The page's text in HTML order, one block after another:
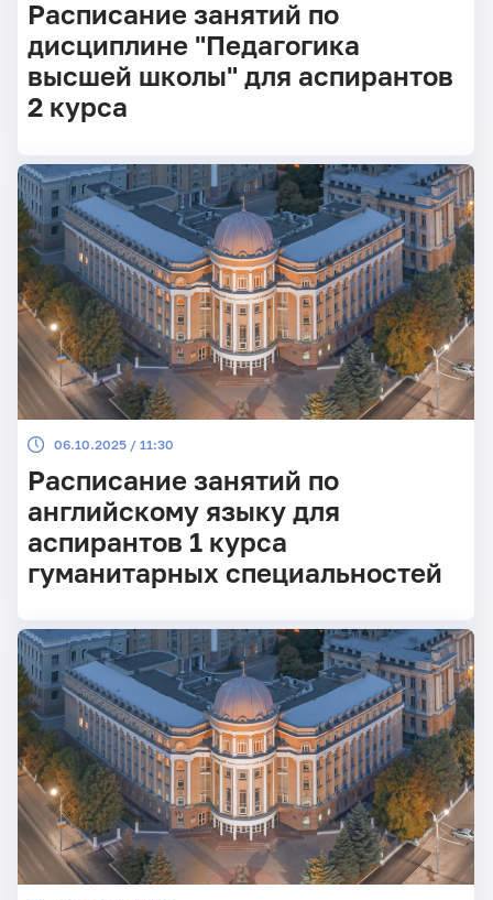
Расписание занятий по
дисциплине "Педагогика
высшей школы" для аспирантов
2 курса
06.10.2025 / 11:30
Расписание занятий по
английскому языку для
аспирантов 1 курса
гуманитарных специальностей